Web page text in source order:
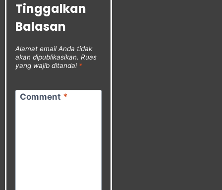
Tinggalkan
Balasan
Alamat email Anda tidak
akan dipublikasikan. Ruas
yang wajib ditandai *
Comment *